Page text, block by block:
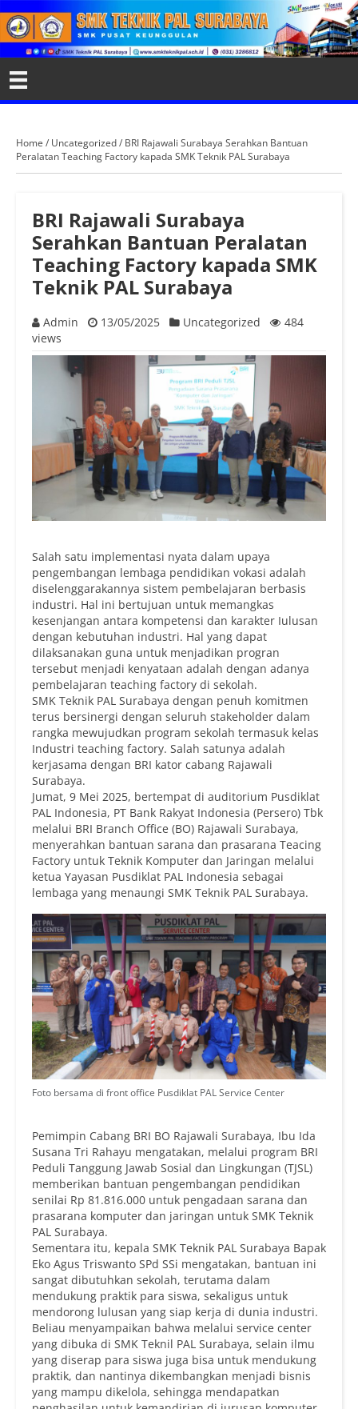
Home / Uncategorized/ BRI Rajawali Surabaya Serahkan Bantuan
Peralatan Teaching Factory kapada SMK Teknik PAL Surabaya
BRI Rajawali Surabaya
Serahkan Bantuan Peralatan
Teaching Factory kapada SMK
Teknik PAL Surabaya
Admin 13/05/2025 Uncategorized
484
views
Salah satu implementasi nyata dalam upaya
pengembangan lembaga pendidikan vokasi adalah
diselenggarakannya sistem pembelajaran berbasis
industri. Hal ini bertujuan untuk memangkas
kesenjangan antara kompetensi dan karakter Iulusan
dengan kebutuhan industri. Hal yang dapat
dilaksanakan guna untuk menjadikan progran
tersebut menjadi kenyataan adalah dengan adanya
pembelajaran teaching factory di sekolah.
SMK Teknik PAL Surabaya dengan penuh komitmen
terus bersinergi dengan seluruh stakeholder dalam
rangka mewujudkan program sekolah termasuk kelas
Industri teaching factory. Salah satunya adalah
kerjasama dengan BRI kator cabang Rajawali
Surabaya.
Jumat, 9 Mei 2025, bertempat di auditorium Pusdiklat
PAL Indonesia, PT Bank Rakyat Indonesia (Persero) Tbk
melalui BRI Branch Office (BO) Rajawali Surabaya,
menyerahkan bantuan sarana dan prasarana Teacing
Factory untuk Teknik Komputer dan Jaringan melalui
ketua Yayasan Pusdiklat PAL Indonesia sebagai
lembaga yang menaungi SMK Teknik PAL Surabaya.
Foto bersama di front office Pusdiklat PAL Service Center
Pemimpin Cabang BRI BO Rajawali Surabaya, Ibu Ida
Susana Tri Rahayu mengatakan, melalui program BRI
Peduli Tanggung Jawab Sosial dan Lingkungan (TJSL)
memberikan bantuan pengembangan pendidikan
senilai Rp 81.816.000 untuk pengadaan sarana dan
prasarana komputer dan jaringan untuk SMK Teknik
PAL Surabaya.
Sementara itu, kepala SMK Teknik PAL Surabaya Bapak
Eko Agus Triswanto SPd SSi mengatakan, bantuan ini
sangat dibutuhkan sekolah, terutama dalam
mendukung praktik para siswa, sekaligus untuk
mendorong lulusan yang siap kerja di dunia industri.
Beliau menyampaikan bahwa melalui service center
yang dibuka di SMK Teknil PAL Surabaya, selain ilmu
yang diserap para siswa juga bisa untuk mendukung
praktik, dan nantinya dikembangkan menjadi bisnis
yang mampu dikelola, sehingga mendapatkan